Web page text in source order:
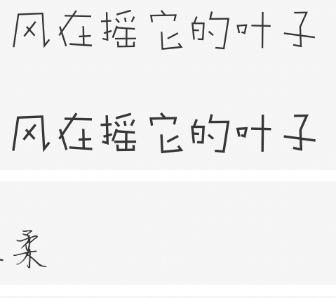
在摇它的叶子
在摇它的叶子